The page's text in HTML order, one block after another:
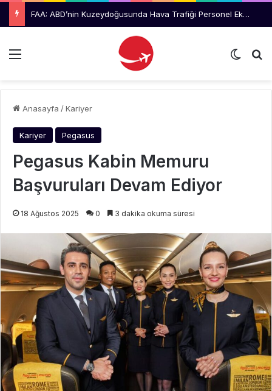
FAA: ABD’nin Kuzeydoğusunda Hava Trafiği Personel Eksikliği Nedeniyle Gecikme Uyarısı
Menü Dış
Anasayfa /Kariyer
Kariyer Pegasus
Pegasus Kabin Memuru
Başvuruları Devam Ediyor
18 Ağustos 2025 0 3 dakika okuma süresi